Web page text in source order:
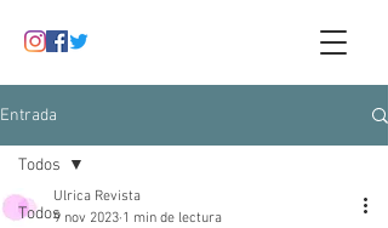
Entrada
Todos
Todos
Ulrica Revista
9 nov 2023 1 min de lectura